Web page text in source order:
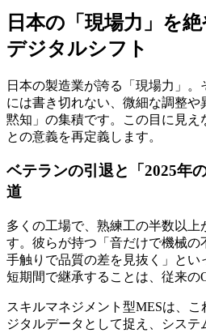
日本の「現場力」を
デジタルシフト
日本の製造業が誇る「現場力」
には書き切れない、微細な調整
黙知」の集積です。この目に見え
との意義を再定義します。
ベテランの引退と「2025年
道
多くの工場で、熟練工の半数以上
す。彼らが持つ「音だけで機械の
手触りで品質の差を見抜く」と
短期間で継承することは、従来の
スキルマネジメント型MESは、
ジタルデータとして捉え、シス